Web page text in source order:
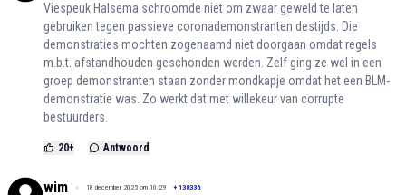
Viespeuk Halsema schroomde niet om zwaar geweld te laten
gebruiken tegen passieve coronademonstranten destijds. Die
demonstraties mochten zogenaamd niet doorgaan omdat regels
m.b.t. afstandhouden geschonden werden. Zelf ging ze wel in een
groep demonstranten staan zonder mondkapje omdat het een BLM-
demonstratie was. Zo werkt dat met willekeur van corrupte
bestuurders.
20+ Antwoord
wim 18 december 2025 om 10:29 + 138336